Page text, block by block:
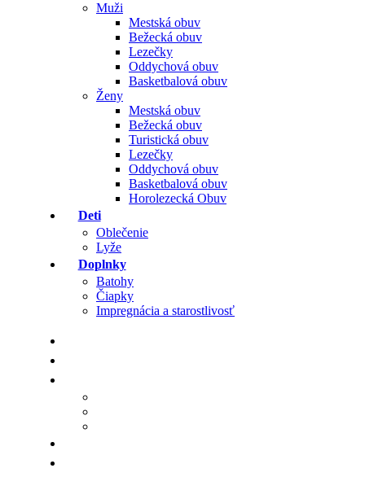
Muži
Mestská obuv
Bežecká obuv
Lezečky
Oddychová obuv
Basketbalová obuv
Ženy
Mestská obuv
Bežecká obuv
Turistická obuv
Lezečky
Oddychová obuv
Basketbalová obuv
Horolezecká Obuv
Deti
Oblečenie
Lyže
Doplnky
Batohy
Čiapky
Impregnácia a starostlivosť